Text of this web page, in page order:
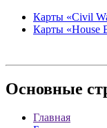
Карты «Civil
Карты «House
Основные
Главная